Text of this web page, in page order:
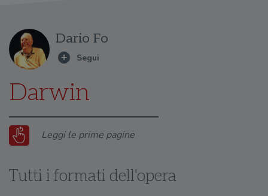
Dario Fo
Darwin
Leggi le prime pagine
Tutti i formati dell'opera